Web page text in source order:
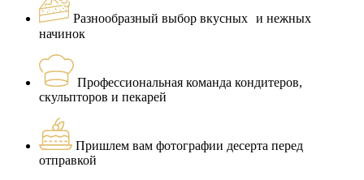
Разнообразный выбор вкусных и нежных
начинок
Профессиональная команда кондитеров,
скульпторов и пекарей
Пришлем вам фотографии десерта перед
отправкой